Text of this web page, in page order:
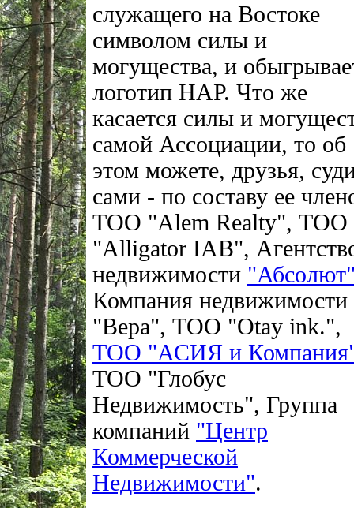
служащего на Востоке
символом силы и
могущества, и
логотип НАР. Что же
касается силы и
самой Ассоциации, то об
этом можете, друзья,
сами - по составу ее
ТОО "Alem Realty", ТОО
"Alligator IAB",
недвижимости
Компания недвижимости
"Вера", ТОО "Otay ink.",
ТОО "АСИЯ и
ТОО "Глобус
Недвижимость", Группа
компаний "Центр
Коммерческой
Недвижимости".